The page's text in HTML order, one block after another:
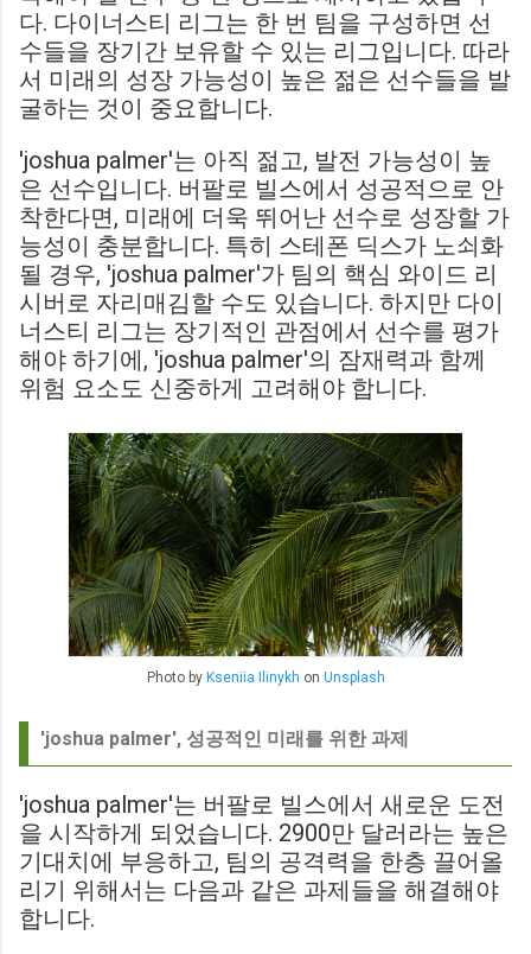
다. 다이너스티 리그는 한 번 팀을 구성하면 선
수들을 장기간 보유할 수 있는 리그입니다. 따라
서 미래의 성장 가능성이 높은 젊은 선수들을 발
굴하는 것이 중요합니다.
'joshua palmer'는 아직 젊고, 발전 가능성이 높
은 선수입니다. 버팔로 빌스에서 성공적으로 안
착한다면, 미래에 더욱 뛰어난 선수로 성장할 가
능성이 충분합니다. 특히 스테폰 딕스가 노쇠화
될 경우, 'joshua palmer'가 팀의 핵심 와이드 리
시버로 자리매김할 수도 있습니다. 하지만 다이
너스티 리그는 장기적인 관점에서 선수를 평가
해야 하기에, 'joshua palmer'의 잠재력과 함께
위험 요소도 신중하게 고려해야 합니다.
Photo by Kseniia Ilinykh on Unsplash
'joshua palmer', 성공적인 미래를 위한 과제
'joshua palmer'는 버팔로 빌스에서 새로운 도전
을 시작하게 되었습니다. 2900만 달러라는 높은
기대치에 부응하고, 팀의 공격력을 한층 끌어올
리기 위해서는 다음과 같은 과제들을 해결해야
합니다.